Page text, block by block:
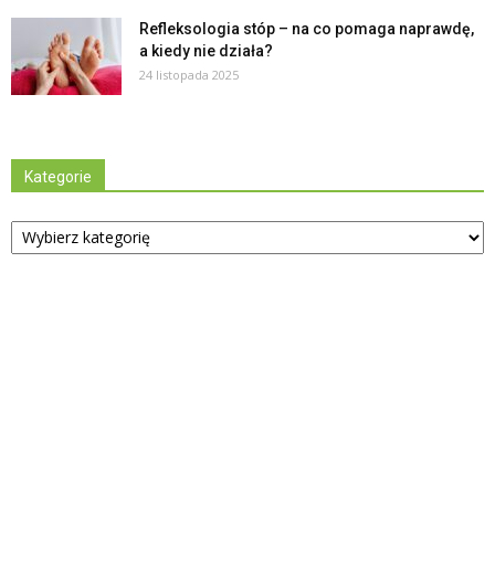
Refleksologia stóp – na co pomaga naprawdę,
a kiedy nie działa?
24 listopada 2025
Kategorie
Kategorie